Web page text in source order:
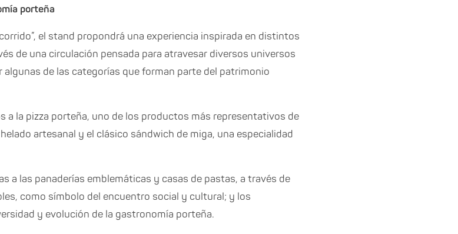
porteña
el stand propondrá una experiencia inspirada en distintos
de una circulación pensada para atravesar diversos universos
de las categorías que forman parte del patrimonio
a la pizza porteña, uno de los productos más representativos de
artesanal y el clásico sándwich de miga, una especialidad
a las panaderías emblemáticas y casas de pastas, a través de
como símbolo del encuentro social y cultural; y los
y evolución de la gastronomía porteña.